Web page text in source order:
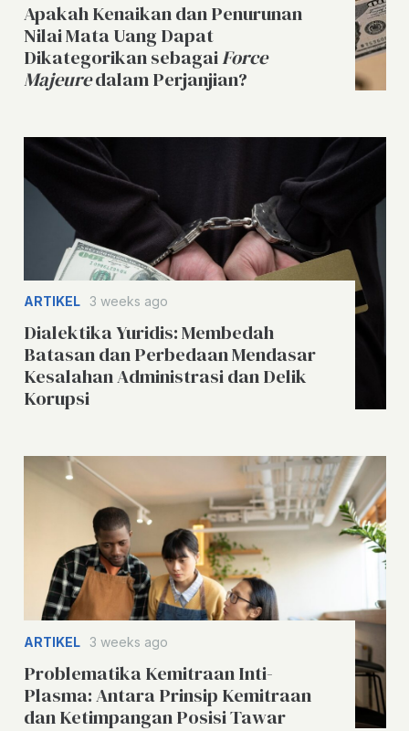
Apakah Kenaikan dan Penurunan
Nilai Mata Uang Dapat
Dikategorikan sebagaiForce
Majeuredalam Perjanjian?
ARTIKEL 3 weeks ago
Dialektika Yuridis: Membedah
Batasan dan Perbedaan Mendasar
Kesalahan Administrasi dan Delik
Korupsi
ARTIKEL 3 weeks ago
Problematika Kemitraan Inti-
Plasma: Antara Prinsip Kemitraan
dan Ketimpangan Posisi Tawar